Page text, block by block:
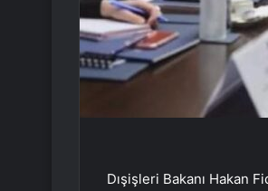
Dışişleri Bakanı Hakan